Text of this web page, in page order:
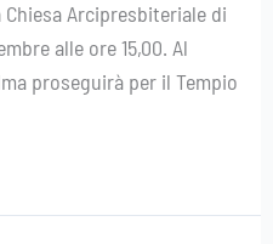
Arcipresbiteriale di
alle ore 15,00. Al
proseguirà per il Tempio